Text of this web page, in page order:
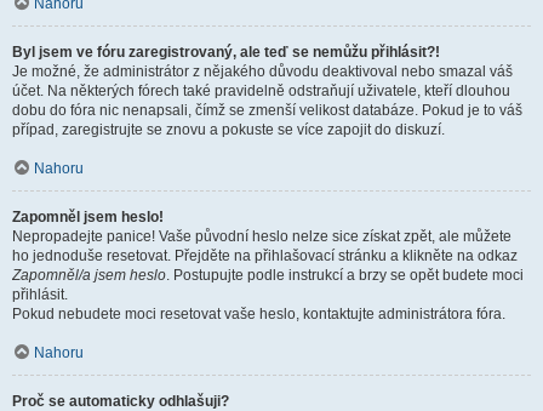
Nahoru
Byl jsem ve fóru zaregistrovaný, ale teď se nemůžu přihlásit?!
Je možné, že administrátor z nějakého důvodu deaktivoval nebo smazal váš
účet. Na některých fórech také pravidelně odstraňují uživatele, kteří dlouhou
dobu do fóra nic nenapsali, čímž se zmenší velikost databáze. Pokud je to váš
případ, zaregistrujte se znovu a pokuste se více zapojit do diskuzí.
Nahoru
Zapomněl jsem heslo!
Nepropadejte panice! Vaše původní heslo nelze sice získat zpět, ale můžete
ho jednoduše resetovat. Přejděte na přihlašovací stránku a klikněte na odkaz
Zapomněl/a jsem heslo. Postupujte podle instrukcí a brzy se opět budete moci
přihlásit.
Pokud nebudete moci resetovat vaše heslo, kontaktujte administrátora fóra.
Nahoru
Proč se automaticky odhlašuji?